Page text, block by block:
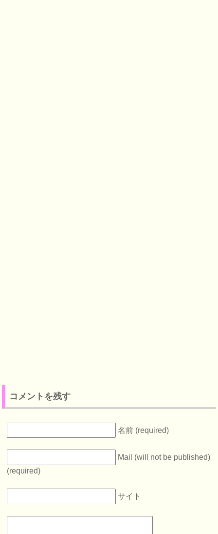
コメントを残す
名前 (required)
Mail (will not be published)
(required)
サイト